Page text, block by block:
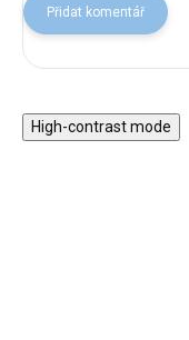
Přidat komentář
High-contrast mode